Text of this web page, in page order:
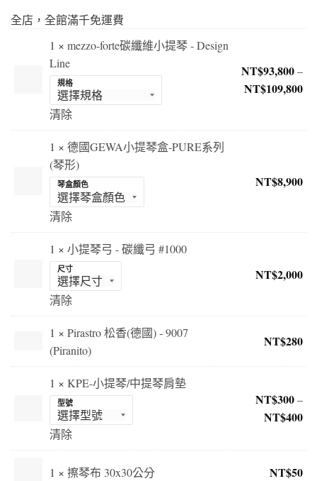
全店，全館滿千免運費
1 × mezzo-forte碳纖維小提琴 - Design
Line
規格
清除
NT$93,800–
NT$109,800價
1 × 德國GEWA小提琴盒-PURE系列
(琴形)
琴盒顏色
清除
NT$8,900
1 × 小提琴弓 - 碳纖弓 #1000
尺寸
清除
NT$2,000
1 × Pirastro 松香(德國) - 9007
(Piranito)
NT$280
1 × KPE-小提琴/中提琴肩墊
型號
清除
NT$300–
NT$400價
範
圍
1 × 擦琴布 30x30公分 NT$50